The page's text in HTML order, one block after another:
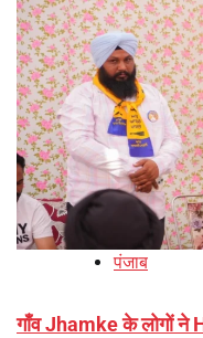
पंजाब
गाँव Jhamke के लोगों ने